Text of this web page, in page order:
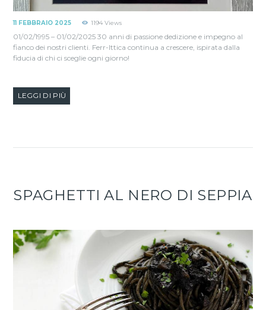
11 FEBBRAIO 2025 1194 Views
01/02/1995 – 01/02/2025 30 anni di passione dedizione e impegno al
fianco dei nostri clienti. Ferr-Ittica continua a crescere, ispirata dalla
fiducia di chi ci sceglie ogni giorno!
LEGGI DI PIÙ
SPAGHETTI AL NERO DI SEPPIA